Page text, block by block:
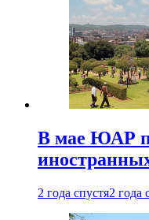
В мае ЮАР
2 года спустя2 года